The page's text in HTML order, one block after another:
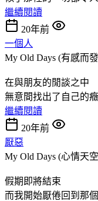
繼續閱讀
20年前
一個人
My Old Days (有感而
在與朋友的閒談之中
無意間找出了自己的
繼續閱讀
20年前
厭惡
My Old Days (心情天
假期即將結束
而我開始厭倦回到那